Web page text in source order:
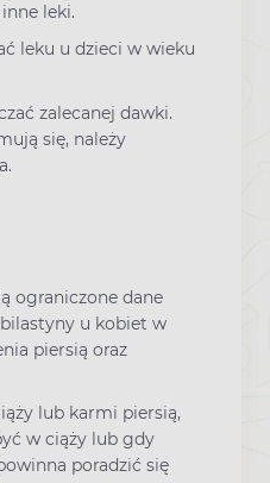
leki.
leku u dzieci w wieku
zalecanej dawki.
się, należy
ograniczone dane
u kobiet w
piersią oraz
lub karmi piersią,
w ciąży lub gdy
poradzić się